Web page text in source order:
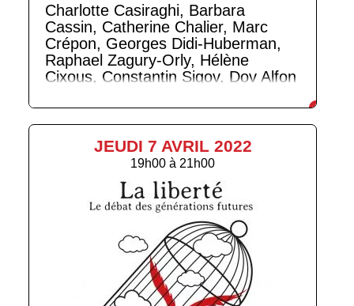
Charlotte Casiraghi, Barbara
Cassin, Catherine Chalier, Marc
Crépon, Georges Didi-Huberman,
Raphael Zagury-Orly, Hélène
Cixous, Constantin Sigov, Dov Alfon
JEUDI 7 AVRIL 2022
19h00 à 21h00